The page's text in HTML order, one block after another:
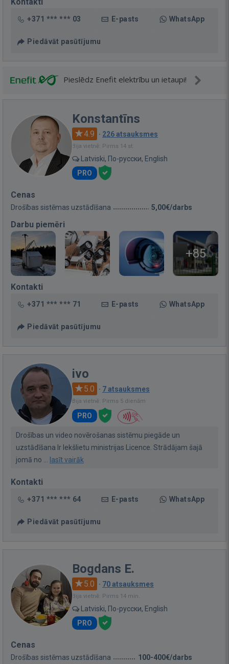
+371 *** *** 03 E-pasts WhatsApp
Piedāvāt pasūtījumu
Pieslēdz Enefit elektrību un ietaupi!
Konstantīns
4.9 · 226 atsauksmes
Bija vietnē: Pirms 14 st.
Latviski, По-русски, English
PRO
Cenas
Drošības sistēmas uzstādīšana 5,00€/darbs
Darbu piemēri
+85
Kontakti
+371 *** *** 71 E-pasts WhatsApp
Piedāvāt pasūtījumu
ivo
5.0 · 7 atsauksmes
Bija vietnē: Pirms 5 dienām
PRO
Drošības un video novērošanas sistēmu piegāde un
uzstādīšana Ir Iekšlietu ministrijas Licence. Strādājam šajā
jomā no ... lasīt vairāk
Kontakti
+371 *** *** 64 E-pasts WhatsApp
Piedāvāt pasūtījumu
Bogdans E.
5.0 · 70 atsauksmes
Bija vietnē: Pirms 14 min.
Latviski, По-русски, English
PRO
Cenas
Drošības sistēmas uzstādīšana 100-400€/darbs